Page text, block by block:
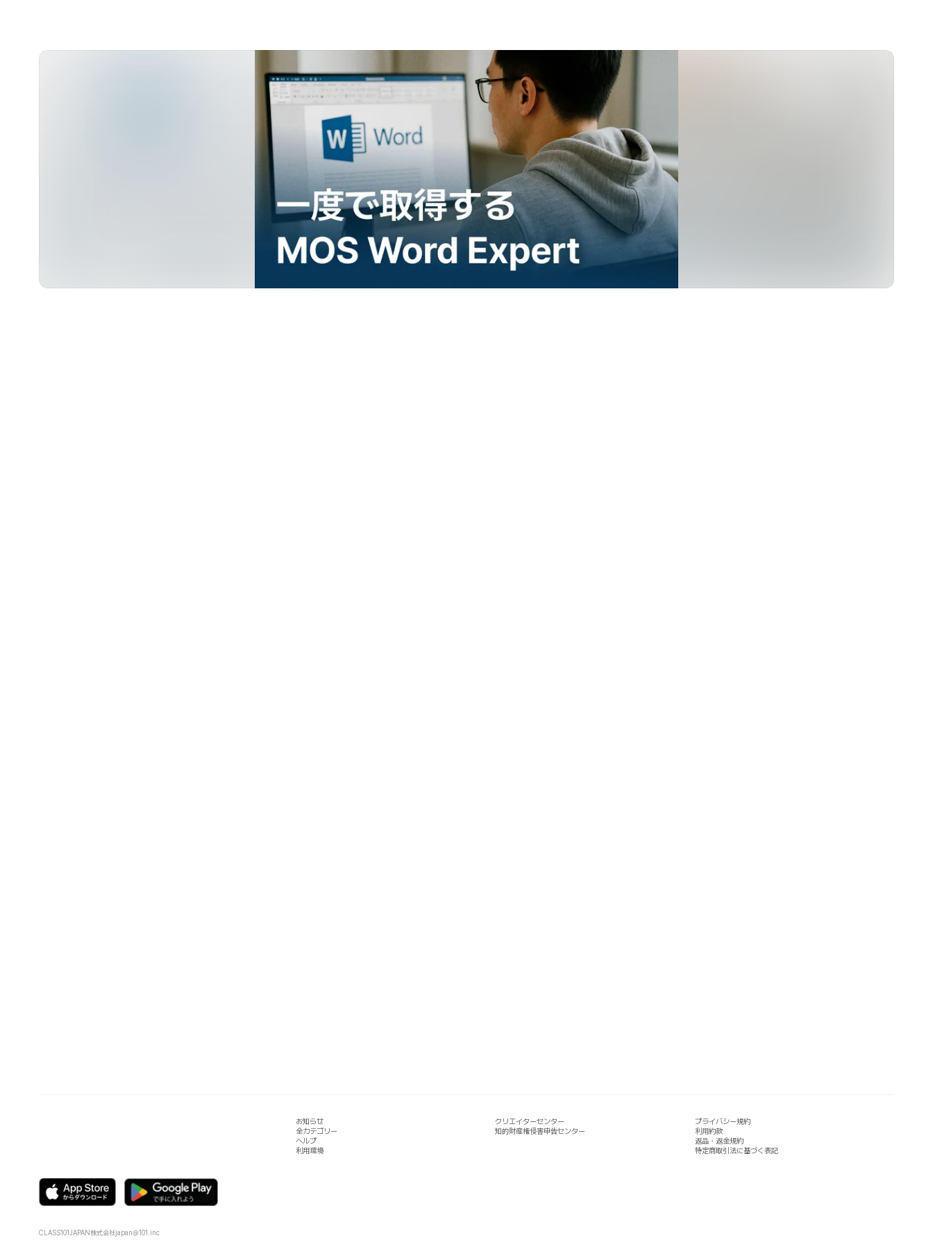
お知らせ
全カテゴリー
ヘルプ
利用環境
クリエイターセンター
知的財産権侵害申告センター
プライバシー規約
利用約款
返品・返金規約
特定商取引法に基づく表記
CLASS101JAPAN株式会社japan@101.inc